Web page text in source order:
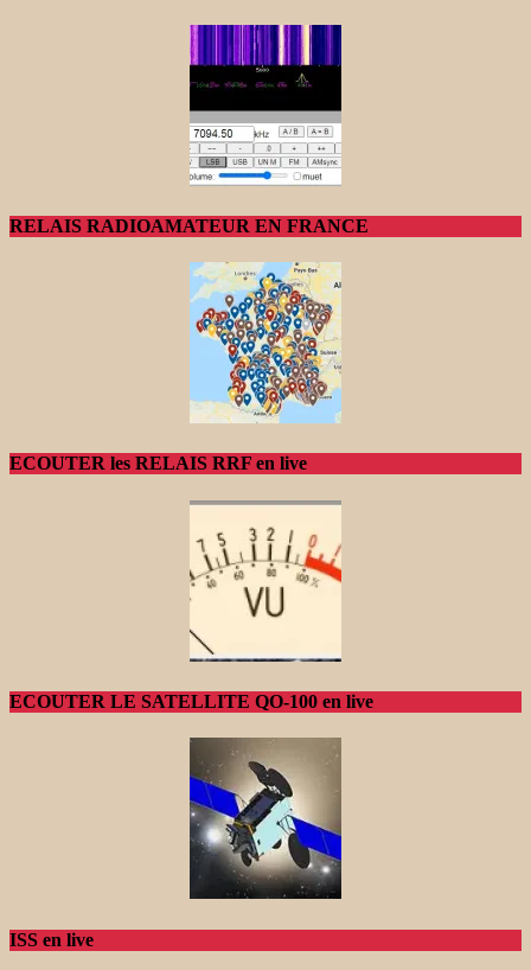
RELAIS RADIOAMATEUR EN FRANCE
ECOUTER les RELAIS RRF en live
ECOUTER LE SATELLITE QO-100 en live
ISS en live